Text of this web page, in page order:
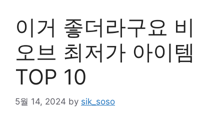
이거 좋더라구요 비
오브 최저가 아이템
TOP 10
5월 14, 2024 by sik_soso